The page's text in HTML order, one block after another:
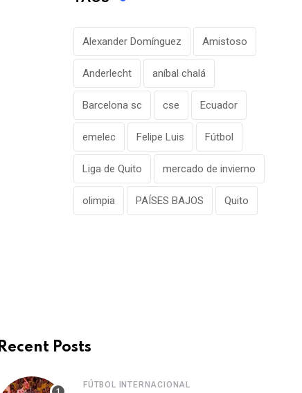
Alexander Domínguez Amistoso
Anderlecht aníbal chalá
Barcelona sc cse Ecuador
emelec Felipe Luis Fútbol
Liga de Quito mercado de invierno
olimpia PAÍSES BAJOS Quito
Recent Posts
FÚTBOL INTERNACIONAL